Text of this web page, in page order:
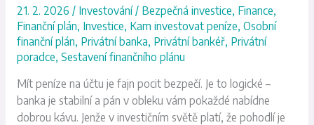
21. 2. 2026 / Investování/ Bezpečná investice, Finance,
Finanční plán, Investice, Kam investovat peníze, Osobní
finanční plán, Privátní banka, Privátní bankéř, Privátní
poradce, Sestavení finančního plánu
Mít peníze na účtu je fajn pocit bezpečí. Je to logické –
banka je stabilní a pán v obleku vám pokaždé nabídne
dobrou kávu. Jenže v investičním světě platí, že pohodlí je